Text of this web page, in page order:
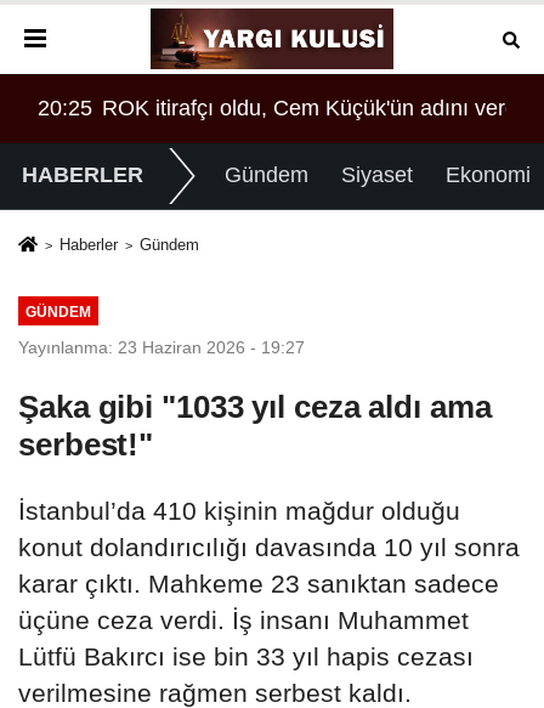
verdi!20:25 ROK itirafçı oldu, Cem Küçük'ün adını verdi!
HABERLER Gündem Siyaset Ekonomi
Haberler Gündem
GÜNDEM
Yayınlanma: 23 Haziran 2026 - 19:27
Şaka gibi "1033 yıl ceza aldı ama
serbest!"
İstanbul’da 410 kişinin mağdur olduğu
konut dolandırıcılığı davasında 10 yıl sonra
karar çıktı. Mahkeme 23 sanıktan sadece
üçüne ceza verdi. İş insanı Muhammet
Lütfü Bakırcı ise bin 33 yıl hapis cezası
verilmesine rağmen serbest kaldı.